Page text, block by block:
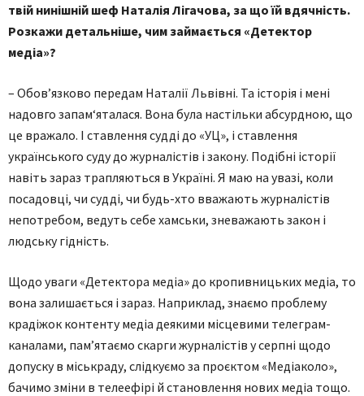
твій нинішній шеф Наталія Лігачова, за що їй вдячність.
Розкажи детальніше, чим займається «Детектор
медіа»?
– Обов’язково передам Наталії Львівні. Та історія і мені
надовго запам‘яталася. Вона була настільки абсурдною, що
це вражало. І ставлення судді до «УЦ», і ставлення
українського суду до журналістів і закону. Подібні історії
навіть зараз трапляються в Україні. Я маю на увазі, коли
посадовці, чи судді, чи будь-хто вважають журналістів
непотребом, ведуть себе хамськи, зневажають закон і
людську гідність.
Щодо уваги «Детектора медіа» до кропивницьких медіа, то
вона залишається і зараз. Наприклад, знаємо проблему
крадіжок контенту медіа деякими місцевими телеграм-
каналами, пам’ятаємо скарги журналістів у серпні щодо
допуску в міськраду, слідкуємо за проєктом «Медіаколо»,
бачимо зміни в телеефірі й становлення нових медіа тощо.